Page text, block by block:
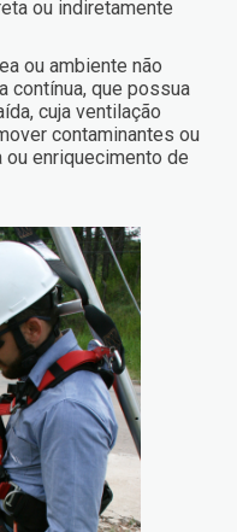
ou indiretamente
ou ambiente não
contínua, que possua
cuja ventilação
contaminantes ou
enriquecimento de